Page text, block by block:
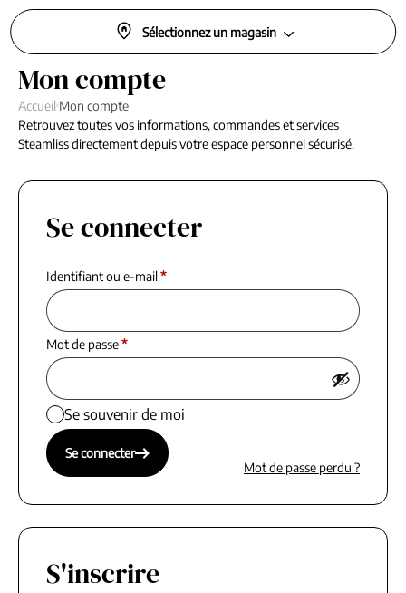
Sélectionnez un magasin
Mon compte
Accueil Mon compte
Retrouvez toutes vos informations, commandes et services
Steamliss directement depuis votre espace personnel sécurisé.
Se connecter
Identifiant ou e-mail*
Mot de passe*
Se souvenir de moi
Se connecter
Mot de passe perdu ?
S'inscrire